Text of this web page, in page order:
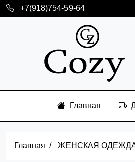
+7(918)754-59-64
Главная
Главная ЖЕНСКАЯ